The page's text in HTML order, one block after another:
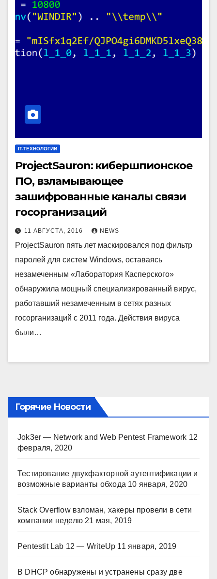
IT-ТЕХНОЛОГИИ
ProjectSauron: кибершпионское
ПО, взламывающее
зашифрованные каналы связи
госорганизаций
11 АВГУСТА, 2016 NEWS
ProjectSauron пять лет маскировался под фильтр
паролей для систем Windows, оставаясь
незамеченным «Лаборатория Касперского»
обнаружила мощный специализированный вирус,
работавший незамеченным в сетях разных
госорганизаций с 2011 года. Действия вируса
были…
Горячие Новости
Jok3er — Network and Web Pentest Framework 12
февраля, 2020
Тестирование двухфакторной аутентификации и
возможные варианты обхода 10 января, 2020
Stack Overflow взломан, хакеры провели в сети
компании неделю 21 мая, 2019
Pentestit Lab 12 — WriteUp 11 января, 2019
В DHCP обнаружены и устранены сразу две